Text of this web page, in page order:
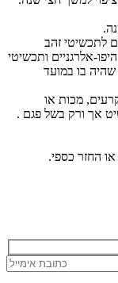
לתכשיטי זהב
אלרגניים ותכשיטי
שהיה בו במועד
מכות או
אך ורק בשל פגם .
החזר כספי.